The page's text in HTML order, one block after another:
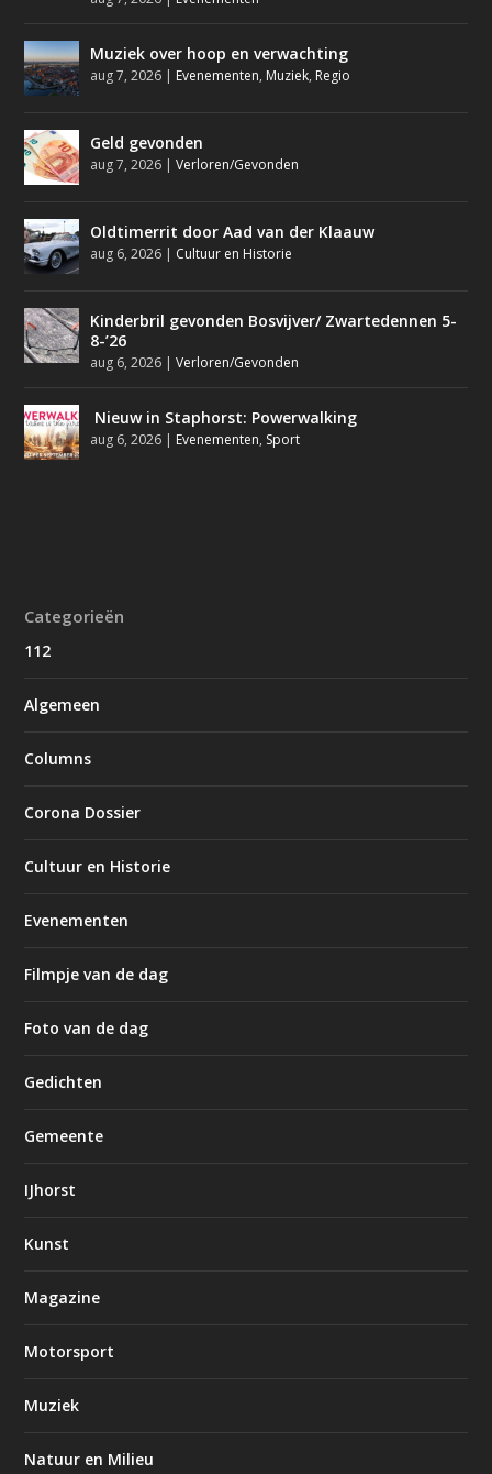
Muziek over hoop en verwachting
aug 7, 2026 | Evenementen, Muziek, Regio
Geld gevonden
aug 7, 2026 |Verloren/Gevonden
Oldtimerrit door Aad van der Klaauw
aug 6, 2026 | Cultuur en Historie
Kinderbril gevonden Bosvijver/ Zwartedennen 5-
8-’26
aug 6, 2026 |Verloren/Gevonden
Nieuw in Staphorst: Powerwalking
aug 6, 2026 | Evenementen, Sport
Categorieën
112
Algemeen
Columns
Corona Dossier
Cultuur en Historie
Evenementen
Filmpje van de dag
Foto van de dag
Gedichten
Gemeente
IJhorst
Kunst
Magazine
Motorsport
Muziek
Natuur en Milieu